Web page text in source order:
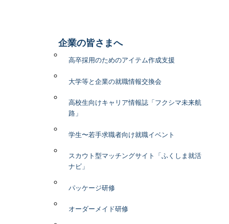
企業の皆さまへ
高卒採用のためのアイテム作成支援
大学等と企業の就職情報交換会
高校生向けキャリア情報誌「フクシマ未来航
路」
学生〜若手求職者向け就職イベント
スカウト型マッチングサイト「ふくしま就活
ナビ」
パッケージ研修
オーダーメイド研修